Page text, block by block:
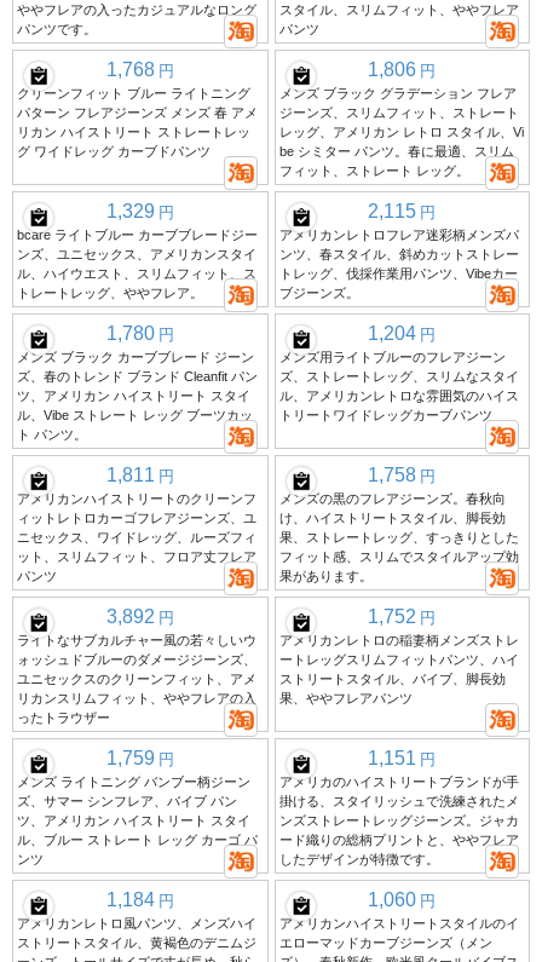
ややフレアの入ったカジュアルなロング
パンツです。
スタイル、スリムフィット、ややフレア
パンツ
1,768 円
クリーンフィット ブルー ライトニング
パターン フレアジーンズ メンズ 春 アメ
リカン ハイストリート ストレートレッ
グ ワイドレッグ カーブドパンツ
1,806 円
メンズ ブラック グラデーション フレア
ジーンズ、スリムフィット、ストレート
レッグ、アメリカン レトロ スタイル、Vi
be シミター パンツ。春に最適、スリム
フィット、ストレート レッグ。
1,329 円
bcare ライトブルー カーブブレードジー
ンズ、ユニセックス、アメリカンスタイ
ル、ハイウエスト、スリムフィット、ス
トレートレッグ、ややフレア。
2,115 円
アメリカンレトロフレア迷彩柄メンズパ
ンツ、春スタイル、斜めカットストレー
トレッグ、伐採作業用パンツ、Vibeカー
ブジーンズ。
1,780 円
メンズ ブラック カーブブレード ジーン
ズ、春のトレンド ブランド Cleanfit パン
ツ、アメリカン ハイストリート スタイ
ル、Vibe ストレート レッグ ブーツカッ
ト パンツ。
1,204 円
メンズ用ライトブルーのフレアジーン
ズ、ストレートレッグ、スリムなスタイ
ル、アメリカンレトロな雰囲気のハイス
トリートワイドレッグカーブパンツ
1,811 円
アメリカンハイストリートのクリーンフ
ィットレトロカーゴフレアジーンズ、ユ
ニセックス、ワイドレッグ、ルーズフィ
ット、スリムフィット、フロア丈フレア
パンツ
1,758 円
メンズの黒のフレアジーンズ。春秋向
け、ハイストリートスタイル、脚長効
果、ストレートレッグ、すっきりとした
フィット感、スリムでスタイルアップ効
果があります。
3,892 円
ライトなサブカルチャー風の若々しいウ
ォッシュドブルーのダメージジーンズ、
ユニセックスのクリーンフィット、アメ
リカンスリムフィット、ややフレアの入
ったトラウザー
1,752 円
アメリカンレトロの稲妻柄メンズストレ
ートレッグスリムフィットパンツ、ハイ
ストリートスタイル、バイブ、脚長効
果、ややフレアパンツ
1,759 円
メンズ ライトニング バンブー柄ジーン
ズ、サマー シンフレア、バイブ パン
ツ、アメリカン ハイストリート スタイ
ル、ブルー ストレート レッグ カーゴ パ
ンツ
1,151 円
アメリカのハイストリートブランドが手
掛ける、スタイリッシュで洗練されたメ
ンズストレートレッグジーンズ。ジャカ
ード織りの総柄プリントと、ややフレア
したデザインが特徴です。
1,184 円
アメリカンレトロ風パンツ、メンズハイ
ストリートスタイル、黄褐色のデニムジ
1,060 円
アメリカンハイストリートスタイルのイ
エローマッドカーブジーンズ（メン